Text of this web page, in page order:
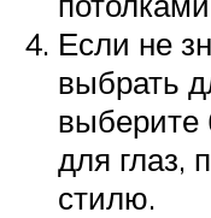
Если не
выбрать
выберите
для глаз,
стилю.